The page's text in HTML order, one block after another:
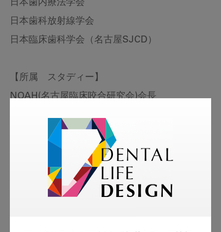
日本歯内療法学会
日本歯科放射線学会
日本臨床歯科学会（名古屋SJCD）
【所属 スタディー】
NOAH(名古屋臨床咬合研究会)会長
愛知学院大学歯学部歯科放射線学講座 講師（非
東海歯科医療専門学校（顎口腔機能学） 講師
ナコノ福祉歯科医療専門学校（歯科放射線学）